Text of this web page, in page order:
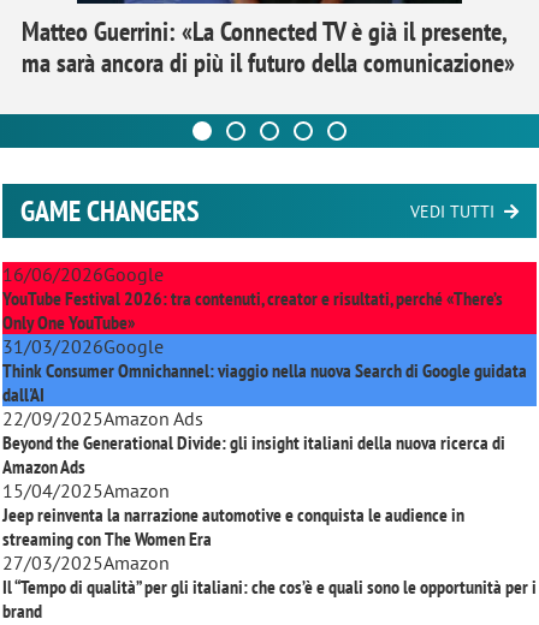
Matteo Guerrini: «La Connected TV è già il presente,
ma sarà ancora di più il futuro della comunicazione»
GAME CHANGERS VEDI TUTTI
16/06/2026Google
YouTube Festival 2026: tra contenuti, creator e risultati, perché «There’s
Only One YouTube»
31/03/2026Google
Think Consumer Omnichannel: viaggio nella nuova Search di Google guidata
dall'AI
22/09/2025Amazon Ads
Beyond the Generational Divide: gli insight italiani della nuova ricerca di
Amazon Ads
15/04/2025Amazon
Jeep reinventa la narrazione automotive e conquista le audience in
streaming conThe Women Era
27/03/2025Amazon
Il “Tempo di qualità” per gli italiani: che cos’è e quali sono le opportunità per i
brand